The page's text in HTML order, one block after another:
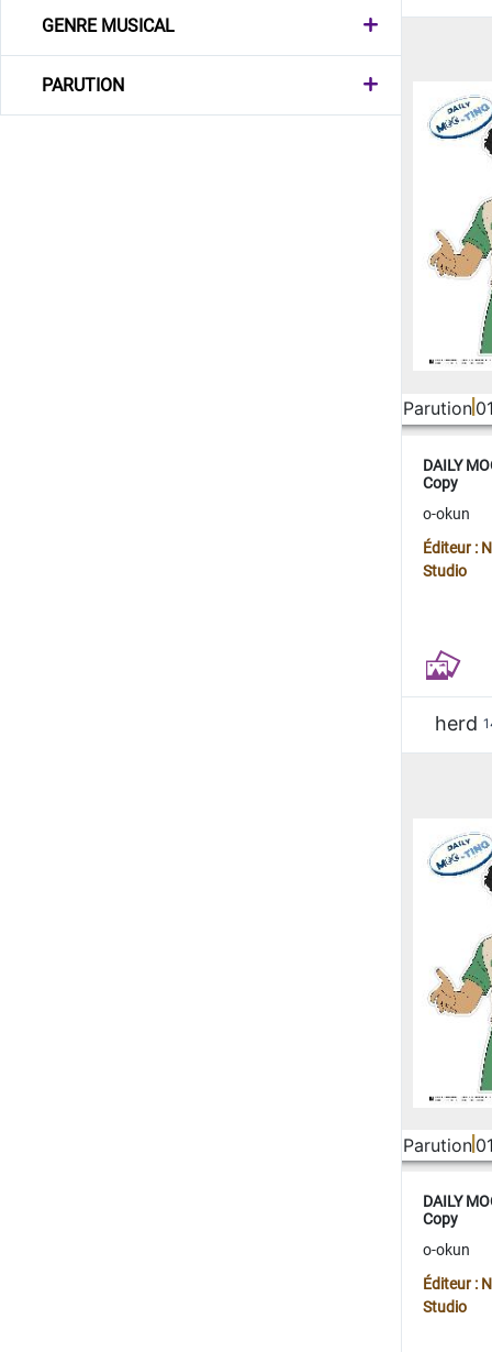
GENRE MUSICAL
PARUTION
Parution
DAILY
Copy
o-okun
Éditeur :
Studio
herd
Parution
DAILY
Copy
o-okun
Éditeur :
Studio